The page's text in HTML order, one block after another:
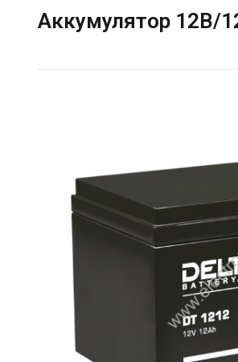
Аккумулятор 12В/